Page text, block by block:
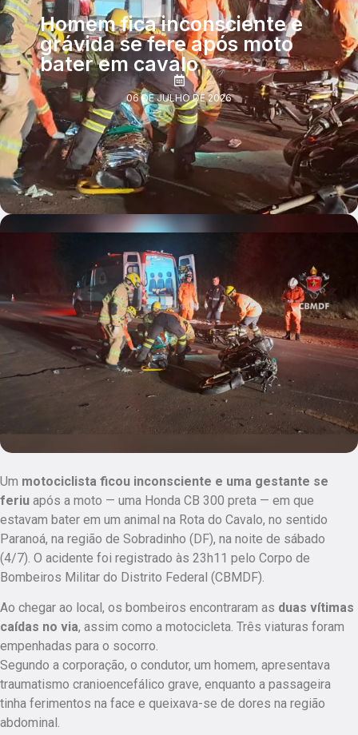
Homem fica inconsciente e
grávida se fere após moto
bater em cavalo
06 DE JULHO DE 2026
Um motociclista ficou inconsciente e uma gestante se
feriu após a moto — uma Honda CB 300 preta — em que
estavam bater em um animal na Rota do Cavalo, no sentido
Paranoá, na região de Sobradinho (DF), na noite de sábado
(4/7). O acidente foi registrado às 23h11 pelo Corpo de
Bombeiros Militar do Distrito Federal (CBMDF).
Ao chegar ao local, os bombeiros encontraram as duas vítimas
caídas no via, assim como a motocicleta. Três viaturas foram
empenhadas para o socorro.
Segundo a corporação, o condutor, um homem, apresentava
traumatismo cranioencefálico grave, enquanto a passageira
tinha ferimentos na face e queixava-se de dores na região
abdominal.